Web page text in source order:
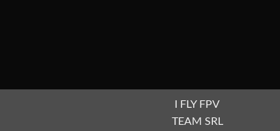
I FLY FPV
TEAM SRL